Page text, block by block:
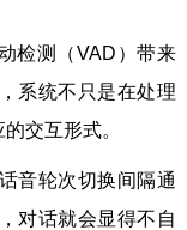
检测（VAD）带来
系统不只是在处理
交互形式。
音轮次切换间隔通
对话就会显得不自